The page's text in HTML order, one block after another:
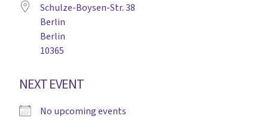
Schulze-Boysen-Str. 38
Berlin
Berlin
10365
NEXT EVENT
No upcoming events